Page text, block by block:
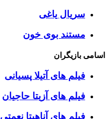
سریال یاغی
مستند بوی خون
اسامی بازیگران
فیلم های آتیلا پسیانی
فیلم های آزیتا حاجیان
فیلم های آناهیتا نعمتی